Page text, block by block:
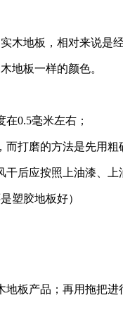
木地板，相对来说是经
地板一样的颜色。
0.5毫米左右；
打磨的方法是先用
后应按照上油漆、上
板产品；再用拖把进